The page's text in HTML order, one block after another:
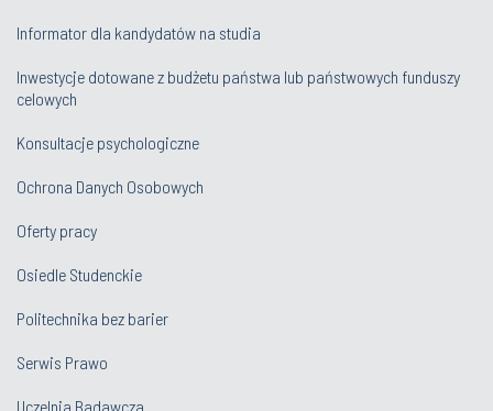
Informator dla kandydatów na studia
Inwestycje dotowane z budżetu państwa lub państwowych funduszy
celowych
Konsultacje psychologiczne
Ochrona Danych Osobowych
Oferty pracy
Osiedle Studenckie
Politechnika bez barier
Serwis Prawo
Uczelnia Badawcza